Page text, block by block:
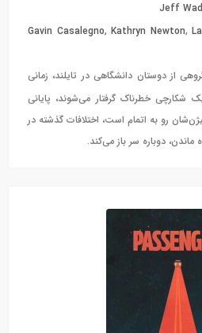
Jeff
Gavin Casalegno, Kathryn Newton,
از دوستان دانشگاهی در تایلند، زمانی
شکارچی خطرناک گرفتار می‌شوند، پایانی
رو به اتمام است، اختلافات گذشته در
دوباره سر باز می‌کند.